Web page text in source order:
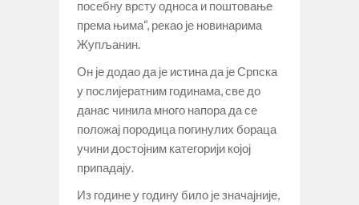
посебну врсту односа и поштовање
према њима“, рекао је новинарима
Жупљанин.
Он је додао да је истина да је Српска
у послијератним годинама, све до
данас чинила много напора да се
положај породица погинулих бораца
учини достојним категорији којој
припадају.
Из године у годину било је значајније,